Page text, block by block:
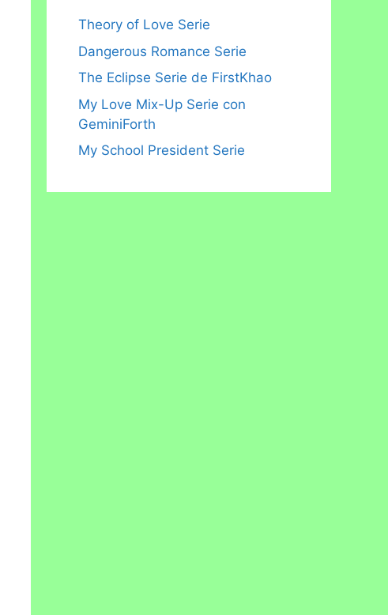
Theory of Love Serie
Dangerous Romance Serie
The Eclipse Serie de FirstKhao
My Love Mix-Up Serie con
GeminiForth
My School President Serie